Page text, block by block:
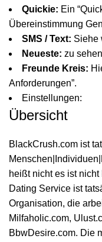
Quickie: Ein
Übereinstimmung
SMS / Text: Siehe
Neueste: zu
Freunde Kreis:
Anforderungen”.
Einstellungen:
Übersicht
BlackCrush.com ist
heißt nicht es ist
Dating Service ist
Organisation, die
Milfaholic.com,
BbwDesire.com. Die